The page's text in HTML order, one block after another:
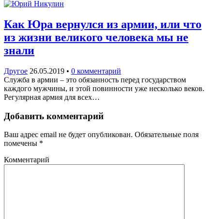
Как Юра вернулся из армии, или что
из жизни великого человека мы не
знали
Другое 26.05.2019 • 0 комментарий
Служба в армии – это обязанность перед государством
каждого мужчины, и этой повинности уже несколько веков.
Регулярная армия для всех…
Добавить комментарий
Ваш адрес email не будет опубликован. Обязательные поля
помечены *
Комментарий